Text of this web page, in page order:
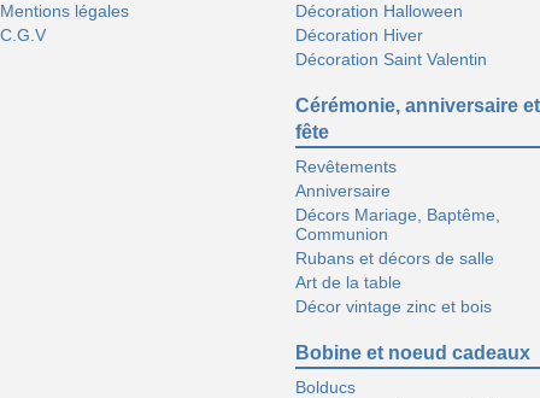
Mentions légales
C.G.V
Décoration Halloween
Décoration Hiver
Décoration Saint Valentin
Cérémonie, anniversaire et
fête
Revêtements
Anniversaire
Décors Mariage, Baptême,
Communion
Rubans et décors de salle
Art de la table
Décor vintage zinc et bois
Bobine et noeud cadeaux
Bolducs